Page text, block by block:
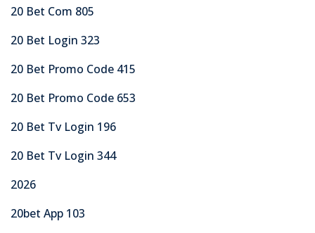
20 Bet Com 805
20 Bet Login 323
20 Bet Promo Code 415
20 Bet Promo Code 653
20 Bet Tv Login 196
20 Bet Tv Login 344
2026
20bet App 103